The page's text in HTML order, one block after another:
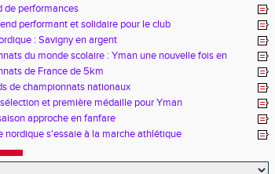
de performances
performant et solidaire pour le club
: Savigny en argent
du monde scolaire : Yman une nouvelle fois en
de France de 5km
de championnats nationaux
et première médaille pour Yman
approche en fanfare
nordique s'essaie à la marche athlétique